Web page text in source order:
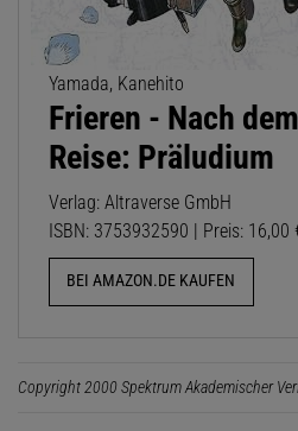
Yamada, Kanehito
Frieren - Nach
Reise: Präludium
Verlag: Altraverse GmbH
ISBN: 3753932590 | Preis: 16,00
BEI AMAZON.DE KAUFEN
Copyright 2000 Spektrum Akademischer